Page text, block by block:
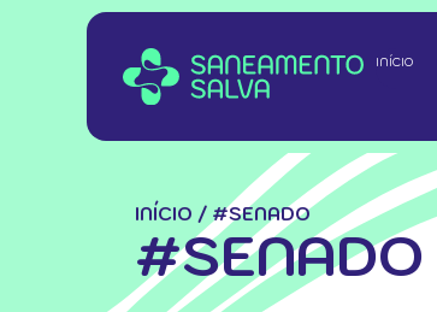
INÍCIO
INÍCIO / #SENADO
#SENADO